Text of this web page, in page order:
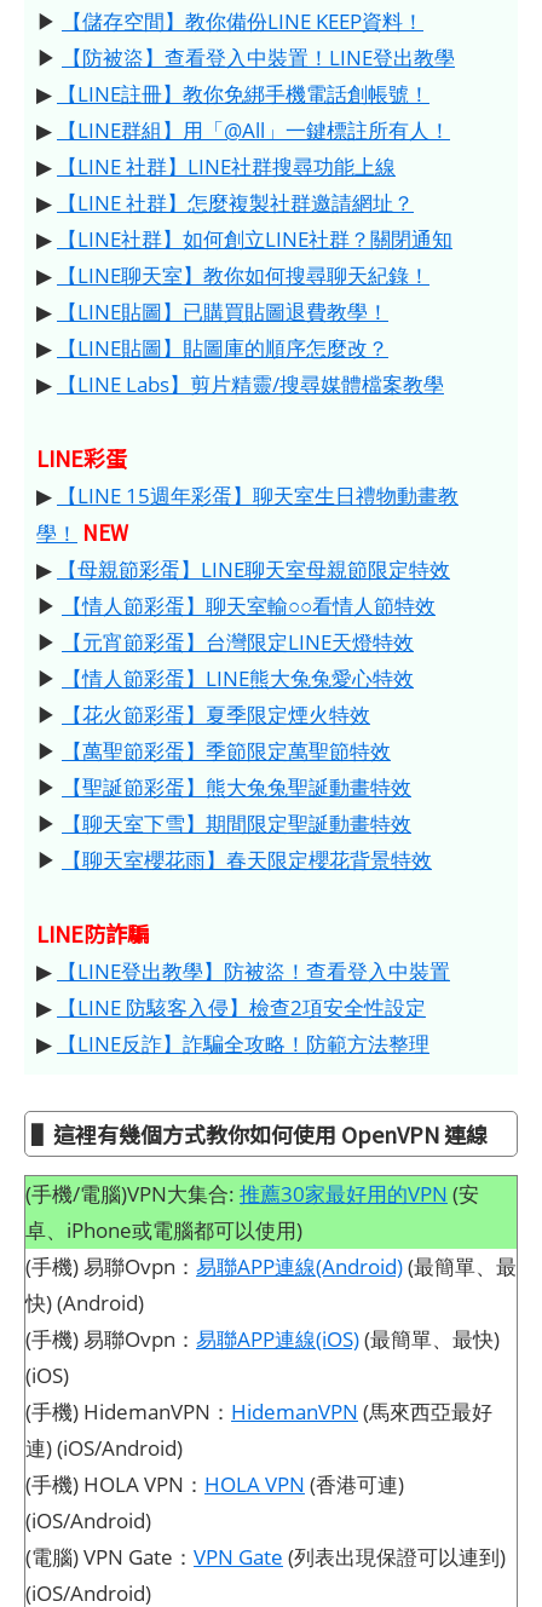
▶
【儲存空間】教你備份LINE KEEP資料！
▶
【防被盜】查看登入中裝置！LINE登出教學
▶
【LINE註冊】教你免綁手機電話創帳號！
▶
【LINE群組】用「@All」一鍵標註所有人！
▶
【LINE 社群】LINE社群搜尋功能上線
▶
【LINE 社群】怎麼複製社群邀請網址？
▶
【LINE社群】如何創立LINE社群？關閉通知
▶
【LINE聊天室】教你如何搜尋聊天紀錄！
▶
【LINE貼圖】已購買貼圖退費教學！
▶
【LINE貼圖】貼圖庫的順序怎麼改？
▶
【LINE Labs】剪片精靈/搜尋媒體檔案教學
LINE彩蛋
▶
【LINE 15週年彩蛋】聊天室生日禮物動畫教
學！ NEW
▶
【母親節彩蛋】LINE聊天室母親節限定特效
▶
【情人節彩蛋】聊天室輸○○看情人節特效
▶
【元宵節彩蛋】台灣限定LINE天燈特效
▶
【情人節彩蛋】LINE熊大兔兔愛心特效
▶
【花火節彩蛋】夏季限定煙火特效
▶
【萬聖節彩蛋】季節限定萬聖節特效
▶
【聖誕節彩蛋】熊大兔兔聖誕動畫特效
▶
【聊天室下雪】期間限定聖誕動畫特效
▶
【聊天室櫻花雨】春天限定櫻花背景特效
LINE防詐騙
▶
【LINE登出教學】防被盜！查看登入中裝置
▶
【LINE 防駭客入侵】檢查2項安全性設定
▶
【LINE反詐】詐騙全攻略！防範方法整理
▌這裡有幾個方式教你如何使用 OpenVPN 連線
(手機/電腦)VPN大集合: 推薦30家最好用的VPN (安
卓、iPhone或電腦都可以使用)
(手機) 易聯Ovpn： 易聯APP連線(Android)(最簡單、最
快) (Android)
(手機) 易聯Ovpn： 易聯APP連線(iOS)(最簡單、最快)
(iOS)
(手機) HidemanVPN： HidemanVPN (馬來西亞最好
連) (iOS/Android)
(手機) HOLA VPN： HOLA VPN (香港可連)
(iOS/Android)
(電腦) VPN Gate： VPN Gate (列表出現保證可以連到)
(iOS/Android)